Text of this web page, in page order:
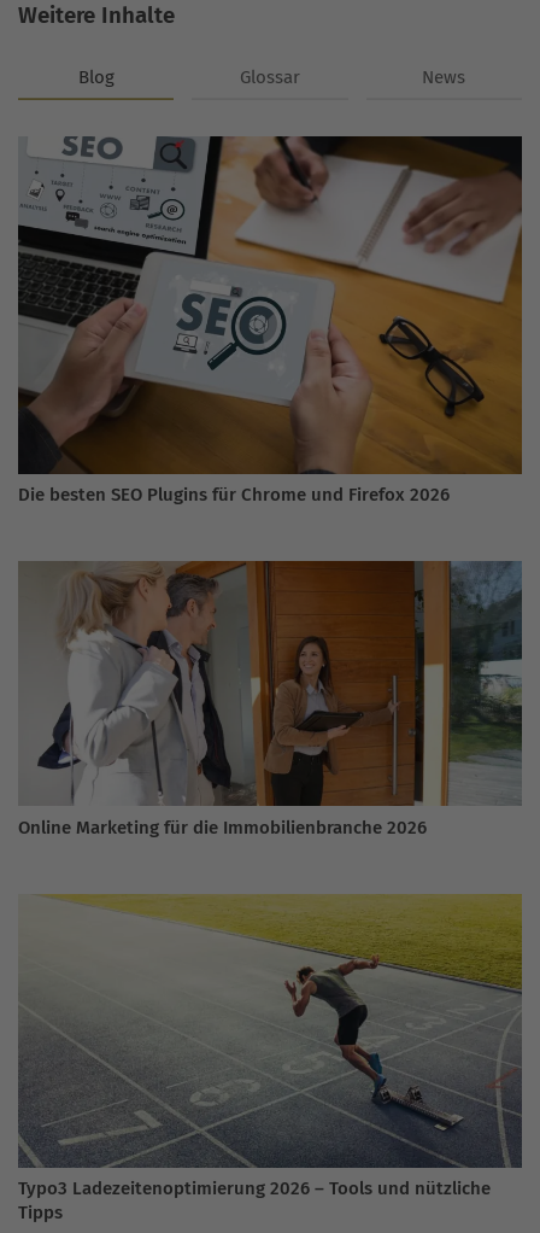
Weitere Inhalte
Blog Glossar News
Die besten SEO Plugins für Chrome und Firefox 2026
Online Marketing für die Immobilienbranche 2026
Typo3 Ladezeitenoptimierung 2026 – Tools und nützliche
Tipps